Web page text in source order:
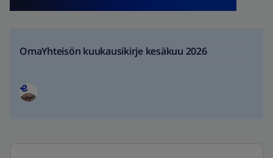
OmaYhteisön kuukausikirje kesäkuu 2026